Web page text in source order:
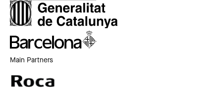
Main Partners